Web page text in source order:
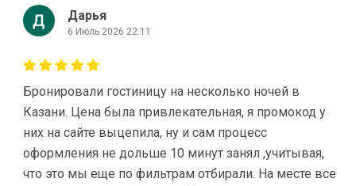
Дарья
6 Июль 2026 22:11
Бронировали гостиницу на несколько ночей в
Казани. Цена была привлекательная, я промокод у
них на сайте выцепила, ну и сам процесс
оформления не дольше 10 минут занял ,учитывая,
что это мы еще по фильтрам отбирали. На месте все